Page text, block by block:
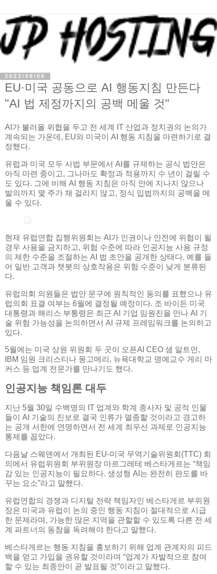
2023/06/06
EU·미국 공동으로 AI 행동지침 만든다
"AI 법 제정까지의 공백 메울 것"
AI가 불러올 위협을 두고 전 세계 IT 산업과 정치권의 논의가
계속되는 가운데, EU와 미국이 AI 행동 지침을 마련하기로 결
정했다.
유럽과 미국 모두 사법 부문에서 AI를 규제하는 공식 법안은
아직 마련 중이고, 그나마도 확정과 적용까지 수 년이 걸릴 수
도 있다. 그에 비해 AI 행동 지침은 아직 안에 지나지 않으나
발의까지 몇 주가 채 걸리지 않고, 정식 입법까지의 공백을 메
울 수 있다.
현재 유럽연합 집행위원회는 AI가 인권이나 안전에 위협이 될
경우 사용을 금지하고, 위험 수준에 따라 인공지능 사용 규정
의 제한 수준을 조절하는 AI 법 초안을 공개한 상태다. 예를 들
어 일반 고객과 챗봇의 상호작용은 위험 수준이 낮게 분류된
다.
유럽의회 의원들은 법안 문구에 원칙적인 동의를 표했으나 유
럽의회 표결 여부는 6월에 결정될 예정이다. 조 바이든 미국
대통령과 해리스 부통령은 최근 AI 기업 임원진을 만나 AI 기
술 위험 가능성을 논의하면서 AI 규제 프레임워크를 논의하고
있다.
5월에는 미국 상원 위원회 두 곳이 오픈AI CEO 샘 알트먼,
IBM 임원 크리스티나 몽고메리, 뉴욕대학교 명예교수 게리 마
커스 등 업계 전문가를 만나기도 했다.
인공지능 책임론 대두
지난 5월 30일 수백명의 IT 업계와 학계 종사자 및 공적 인물
들이 AI 기술의 진보로 결국 인류가 멸종할 것이라고 경고하
는 공개 서한에 연명하면서 전 세계 최우선 과제로 인공지능
통제를 꼽았다.
다음날 스웨덴에서 개최된 EU-미국 무역기술위원회(TTC) 회
의에서 유럽위원회 부위원장 마르그레테 베스타게르는 “책임
감 있는 인공지능이 필요하다. 생성형 AI는 완전히 판도를 바
꾸는 요소”라고 말했다.
유럽연합의 경쟁과 디지털 전략 책임자인 베스타게르 부위원
장은 미국과 유럽이 논의 중인 행동 지침이 절대적으로 시급
한 문제라며, 가능한 많은 지역을 관할할 수 있도록 다른 전 세
계 파트너의 동참을 독려해야 한다고 말했다.
베스타게르는 행동 지침을 홍보하기 위해 업계 관계자의 피드
백을 얻고 가입을 권유할 것이라며 “업계가 자발적으로 참여
할 수 있는 최종안이 곧 발표될 것”이라고 말했다.